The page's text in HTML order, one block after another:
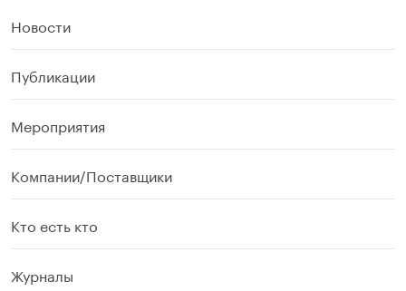
Новости
Публикации
Мероприятия
Компании/Поставщики
Кто есть кто
Журналы